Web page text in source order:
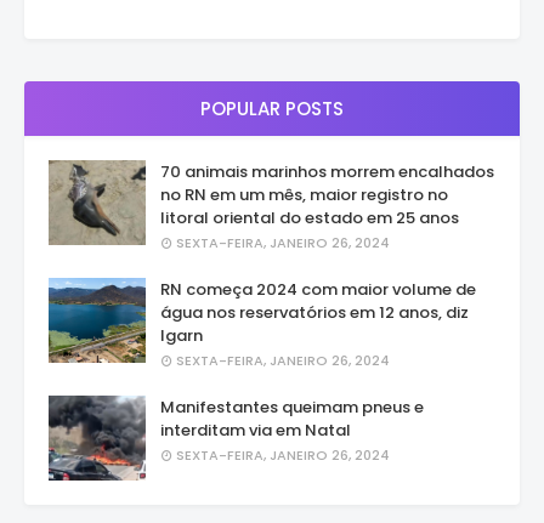
POPULAR POSTS
70 animais marinhos morrem encalhados
no RN em um mês, maior registro no
litoral oriental do estado em 25 anos
SEXTA-FEIRA, JANEIRO 26, 2024
RN começa 2024 com maior volume de
água nos reservatórios em 12 anos, diz
Igarn
SEXTA-FEIRA, JANEIRO 26, 2024
Manifestantes queimam pneus e
interditam via em Natal
SEXTA-FEIRA, JANEIRO 26, 2024